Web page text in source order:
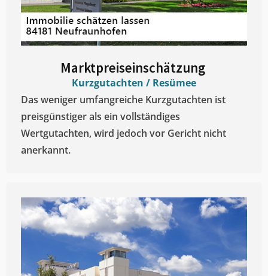
Marktpreiseinschätzung ​
Kurzgutachten / Resümee
Das weniger umfangreiche Kurzgutachten ist
preisgünstiger als ein vollständiges
Wertgutachten, wird jedoch vor Gericht nicht
anerkannt.